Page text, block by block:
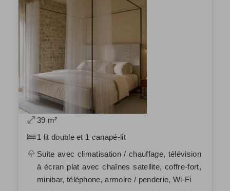
39 m²
1 lit double et 1 canapé-lit
Suite avec climatisation / chauffage, télévision
à écran plat avec chaînes satellite, coffre-fort,
minibar, téléphone, armoire / penderie, Wi-Fi